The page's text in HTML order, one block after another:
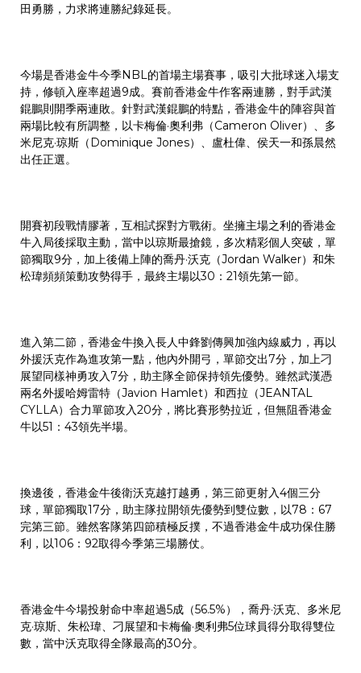
田勇勝，力求將連勝紀錄延長。
今場是香港金牛今季NBL的首場主場賽事，吸引大批球迷入場支
持，修頓入座率超過9成。賽前香港金牛作客兩連勝，對手武漢
錕鵬則開季兩連敗。針對武漢錕鵬的特點，香港金牛的陣容與首
兩場比較有所調整，以卡梅倫·奧利弗（Cameron Oliver）、多
米尼克·琼斯（Dominique Jones）、盧杜偉、侯天一和孫晨然
出任正選。
開賽初段戰情膠著，互相試探對方戰術。坐擁主場之利的香港金
牛入局後採取主動，當中以琼斯最搶鏡，多次精彩個人突破，單
節獨取9分，加上後備上陣的喬丹·沃克（Jordan Walker）和朱
松瑋頻頻策動攻勢得手，最終主場以30：21領先第一節。
進入第二節，香港金牛換入長人中鋒劉傳興加強內線威力，再以
外援沃克作為進攻第一點，他內外開弓，單節交出7分，加上刁
展望同樣神勇攻入7分，助主隊全節保持領先優勢。雖然武漢憑
兩名外援哈姆雷特（Javion Hamlet）和西拉（JEANTAL
CYLLA）合力單節攻入20分，將比賽形勢拉近，但無阻香港金
牛以51：43領先半場。
換邊後，香港金牛後衛沃克越打越勇，第三節更射入4個三分
球，單節獨取17分，助主隊拉開領先優勢到雙位數，以78：67
完第三節。雖然客隊第四節積極反撲，不過香港金牛成功保住勝
利，以106：92取得今季第三場勝仗。
香港金牛今場投射命中率超過5成（56.5%），喬丹·沃克、多米尼
克·琼斯、朱松瑋、刁展望和卡梅倫·奧利弗5位球員得分取得雙位
數，當中沃克取得全隊最高的30分。